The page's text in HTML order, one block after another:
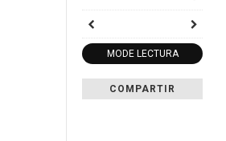
MODE LECTURA
COMPARTIR